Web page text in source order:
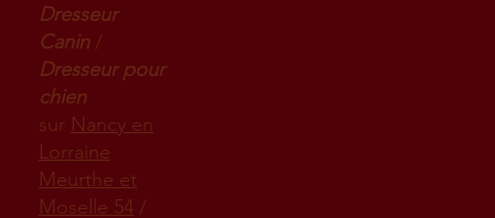
Dresseur
Canin/
Dresseur pour
chien
sur Nancy en
Lorraine
Meurthe et
Moselle 54/